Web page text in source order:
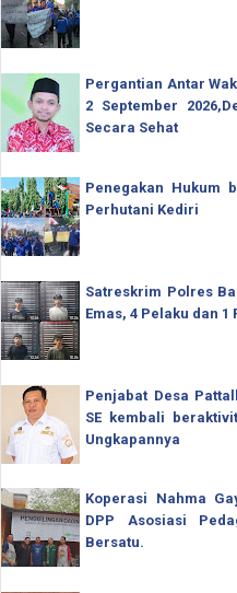
Pergantian Antar
2 September
Secara Sehat
Penegakan Hukum
Perhutani Kediri
Satreskrim Polres
Emas, 4 Pelaku dan
Penjabat Desa
SE kembali
Ungkapannya
Koperasi Nahma
DPP Asosiasi
Bersatu.